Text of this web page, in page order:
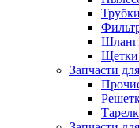
Трубки
Щетки
Запчасти